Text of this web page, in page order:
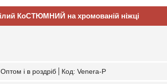
КоСТЮМНИЙ на хромованій ніжці
Оптом і в роздріб Код: Venera-Р